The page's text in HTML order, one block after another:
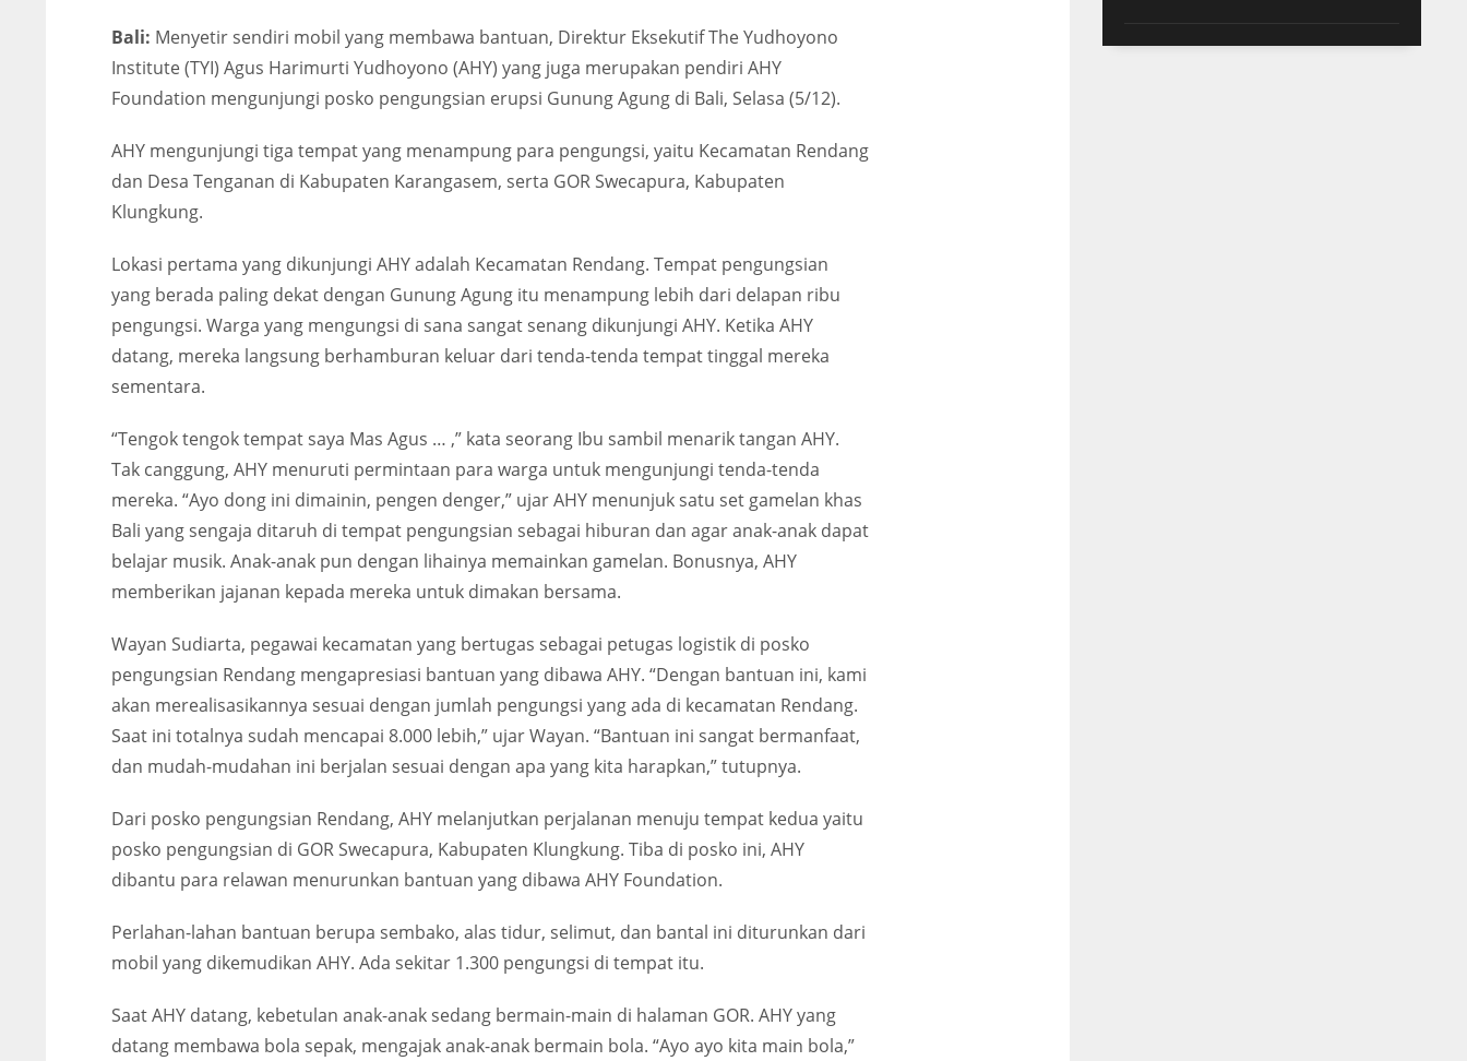
Bali: Menyetir sendiri mobil yang membawa bantuan, Direktur Eksekutif The Yudhoyono
Institute (TYI) Agus Harimurti Yudhoyono (AHY) yang juga merupakan pendiri AHY
Foundation mengunjungi posko pengungsian erupsi Gunung Agung di Bali, Selasa (5/12).
AHY mengunjungi tiga tempat yang menampung para pengungsi, yaitu Kecamatan Rendang
dan Desa Tenganan di Kabupaten Karangasem, serta GOR Swecapura, Kabupaten
Klungkung.
Lokasi pertama yang dikunjungi AHY adalah Kecamatan Rendang. Tempat pengungsian
yang berada paling dekat dengan Gunung Agung itu menampung lebih dari delapan ribu
pengungsi. Warga yang mengungsi di sana sangat senang dikunjungi AHY. Ketika AHY
datang, mereka langsung berhamburan keluar dari tenda-tenda tempat tinggal mereka
sementara.
“Tengok tengok tempat saya Mas Agus … ,” kata seorang Ibu sambil menarik tangan AHY.
Tak canggung, AHY menuruti permintaan para warga untuk mengunjungi tenda-tenda
mereka. “Ayo dong ini dimainin, pengen denger,” ujar AHY menunjuk satu set gamelan khas
Bali yang sengaja ditaruh di tempat pengungsian sebagai hiburan dan agar anak-anak dapat
belajar musik. Anak-anak pun dengan lihainya memainkan gamelan. Bonusnya, AHY
memberikan jajanan kepada mereka untuk dimakan bersama.
Wayan Sudiarta, pegawai kecamatan yang bertugas sebagai petugas logistik di posko
pengungsian Rendang mengapresiasi bantuan yang dibawa AHY. “Dengan bantuan ini, kami
akan merealisasikannya sesuai dengan jumlah pengungsi yang ada di kecamatan Rendang.
Saat ini totalnya sudah mencapai 8.000 lebih,” ujar Wayan. “Bantuan ini sangat bermanfaat,
dan mudah-mudahan ini berjalan sesuai dengan apa yang kita harapkan,” tutupnya.
Dari posko pengungsian Rendang, AHY melanjutkan perjalanan menuju tempat kedua yaitu
posko pengungsian di GOR Swecapura, Kabupaten Klungkung. Tiba di posko ini, AHY
dibantu para relawan menurunkan bantuan yang dibawa AHY Foundation.
Perlahan-lahan bantuan berupa sembako, alas tidur, selimut, dan bantal ini diturunkan dari
mobil yang dikemudikan AHY. Ada sekitar 1.300 pengungsi di tempat itu.
Saat AHY datang, kebetulan anak-anak sedang bermain-main di halaman GOR. AHY yang
datang membawa bola sepak, mengajak anak-anak bermain bola. “Ayo ayo kita main bola,”